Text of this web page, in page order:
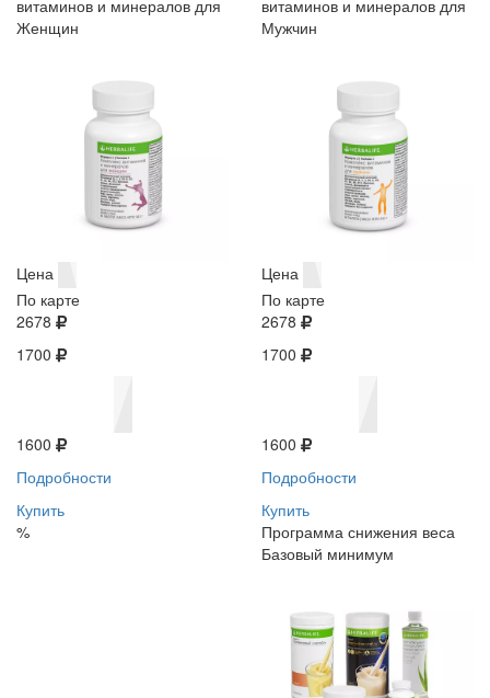
витаминов и минералов для
Женщин
Цена
По карте
2678
1700
1600
Подробности
Купить
%
витаминов и минералов для
Мужчин
Цена
По карте
2678
1700
1600
Подробности
Купить
Программа снижения веса
Базовый минимум